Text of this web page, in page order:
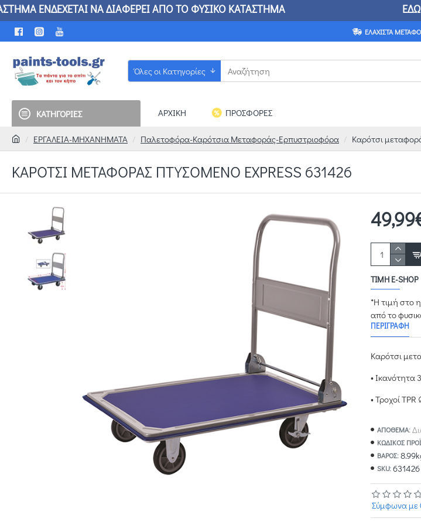
ΕΝΔΕΧΕΤΑΙ ΝΑ ΔΙΑΦΕΡΕΙ ΑΠΟ ΤΟ ΦΥΣΙΚΟ ΚΑΤΑΣΤΗΜΑ ΕΔΩ ΒΡΙΣΚΕΤΕ ΟΛΑ
ΕΛΆΧΙΣΤΑ
Όλες οι Κατηγορίες
ΚΑΤΗΓΟΡΙΕΣ ΑΡΧΙΚΗ ΠΡΟΣΦΟΡΕΣ
ΕΡΓΑΛΕΙΑ-ΜΗΧΑΝΗΜΑΤΑ Παλετοφόρα-Καρότσια Μεταφοράς-Ερπυστριοφόρα Καρότσι
ΚΑΡΌΤΣΙ ΜΕΤΑΦΟΡΆΣ ΠΤΥΣΌΜΕΝΟ EXPRESS 631426
ΤΙΜΉ E-SHOP
*Η τιμή στο
από το
ΠΕΡΙΓΡΑΦΉ
Καρότσι
• Ικανότητα
• Τροχοί
ΑΠΟΘΕΜΑ:
ΚΩΔΙΚΌΣ
ΒΆΡΟΣ:
SKU:631426
Σύμφωνα με